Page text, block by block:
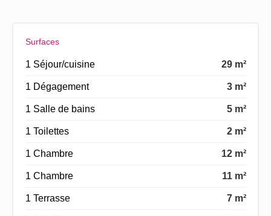
Surfaces
1 Séjour/cuisine 29 m²
1 Dégagement 3 m²
1 Salle de bains 5 m²
1 Toilettes 2 m²
1 Chambre 12 m²
1 Chambre 11 m²
1 Terrasse 7 m²